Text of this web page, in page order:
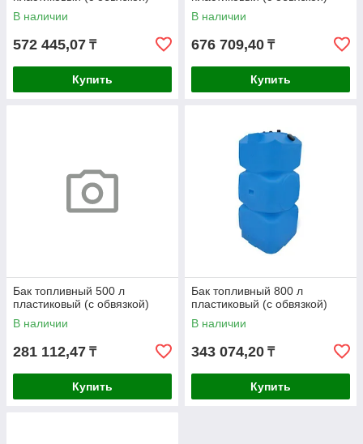
В наличии
572 445,07 ₸
Купить
В наличии
676 709,40 ₸
Купить
Бак топливный 500 л
пластиковый (с обвязкой)
В наличии
281 112,47 ₸
Купить
Бак топливный 800 л
пластиковый (с обвязкой)
В наличии
343 074,20 ₸
Купить